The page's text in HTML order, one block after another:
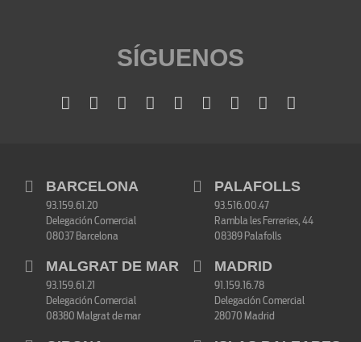
SÍGUENOS
BARCELONA
93.159.61.20
Delegación Comercial
08037 Barcelona
PALAFOLLS
93.516.00.47
Rambla les Ferreries, 44
08389 Palafolls
MALGRAT DE MAR
93.159.61.21
Delegación Comercial
08380 Malgrat de mar
MADRID
91.159.16.78
Delegación Comercial
28070 Madrid